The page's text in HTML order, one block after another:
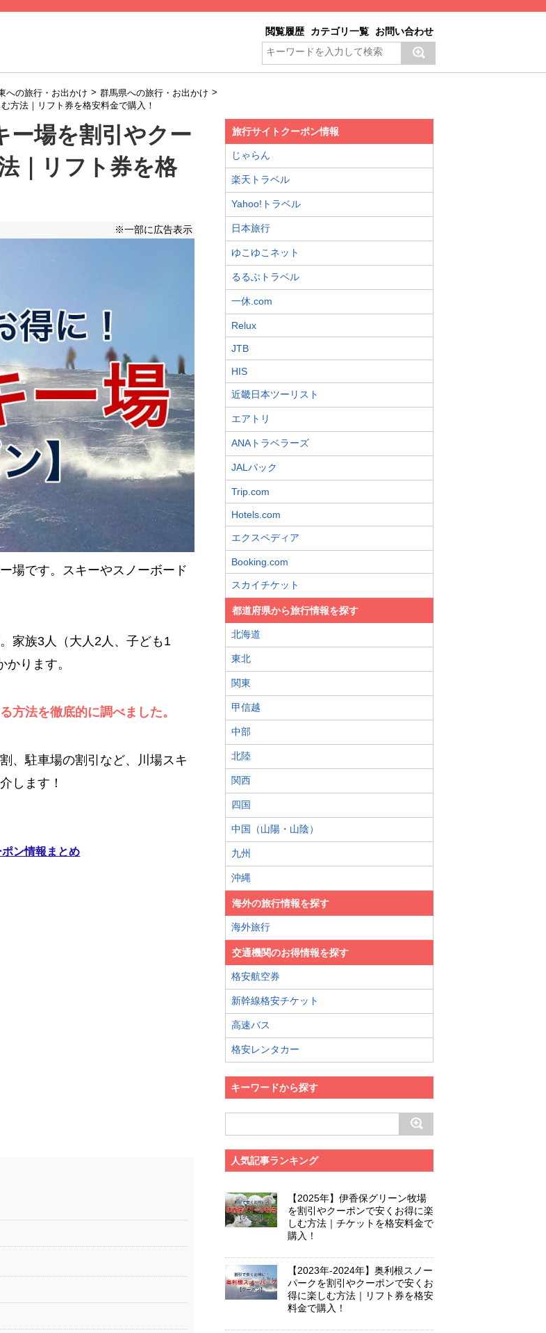
閲覧履歴 カテゴリ一覧 お問い合わせ
への旅行・お出かけ > 群馬県への旅行・お出かけ >
方法｜リフト券を格安料金で購入！
ー場を割引やクー
｜リフト券を格
※一部に広告表示
場です。スキーやスノーボード
家族3人（大人2人、子ども1
ります。
方法を徹底的に調べました。
、駐車場の割引など、川場スキ
します！
ポン情報まとめ
旅行サイトクーポン情報
じゃらん
楽天トラベル
Yahoo!トラベル
日本旅行
ゆこゆこネット
るるぶトラベル
一休.com
Relux
JTB
HIS
近畿日本ツーリスト
エアトリ
ANAトラベラーズ
JALパック
Trip.com
Hotels.com
エクスペディア
Booking.com
スカイチケット
都道府県から旅行情報を探す
北海道
東北
関東
甲信越
中部
北陸
関西
四国
中国（山陽・山陰）
九州
沖縄
海外の旅行情報を探す
海外旅行
交通機関のお得情報を探す
格安航空券
新幹線格安チケット
高速バス
格安レンタカー
キーワードから探す
人気記事ランキング
【2025年】伊香保グリーン牧場
を割引やクーポンで安くお得に楽
しむ方法｜チケットを格安料金で
購入！
【2023年-2024年】奥利根スノー
パークを割引やクーポンで安くお
得に楽しむ方法｜リフト券を格安
料金で購入！